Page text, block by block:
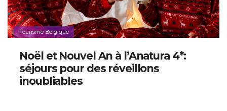
Tourisme Belgique
Noël et Nouvel An à l’Anatura 4*:
séjours pour des réveillons
inoubliables